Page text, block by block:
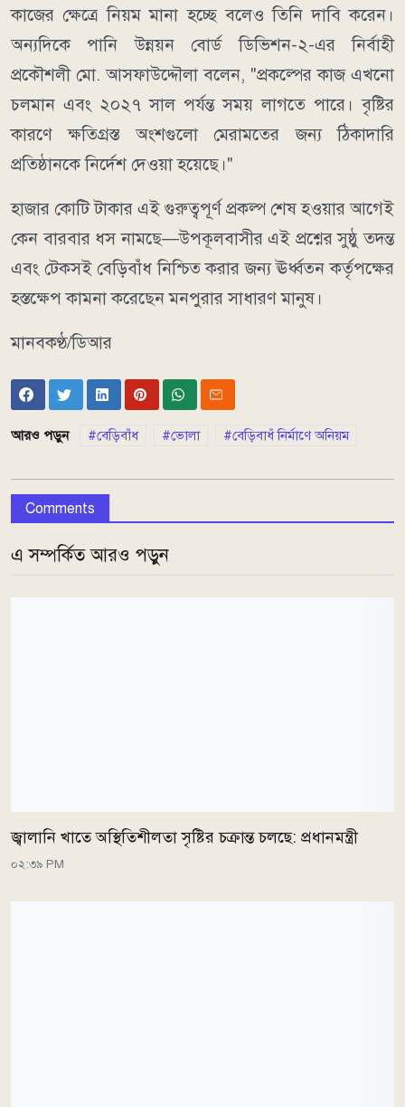
কাজের ক্ষেত্রে নিয়ম মানা হচ্ছে বলেও তিনি দাবি করেন।
অন্যদিকে পানি উন্নয়ন বোর্ড ডিভিশন-২-এর নির্বাহী
প্রকৌশলী মো. আসফাউদ্দৌলা বলেন, "প্রকল্পের কাজ এখনো
চলমান এবং ২০২৭ সাল পর্যন্ত সময় লাগতে পারে। বৃষ্টির
কারণে ক্ষতিগ্রস্ত অংশগুলো মেরামতের জন্য ঠিকাদারি
প্রতিষ্ঠানকে নির্দেশ দেওয়া হয়েছে।"
হাজার কোটি টাকার এই গুরুত্বপূর্ণ প্রকল্প শেষ হওয়ার আগেই
কেন বারবার ধস নামছে—উপকূলবাসীর এই প্রশ্নের সুষ্ঠু তদন্ত
এবং টেকসই বেড়িবাঁধ নিশ্চিত করার জন্য ঊর্ধ্বতন কর্তৃপক্ষের
হস্তক্ষেপ কামনা করেছেন মনপুরার সাধারণ মানুষ।
মানবকণ্ঠ/ডিআর
আরও পড়ুন বেড়িবাঁধ ভোলা বেড়িবাধঁ নির্মাণে অনিয়ম
Comments
এ সম্পর্কিত আরও পড়ুন
জ্বালানি খাতে অস্থিতিশীলতা সৃষ্টির চক্রান্ত চলছে: প্রধানমন্ত্রী
০২:৩৯ PM